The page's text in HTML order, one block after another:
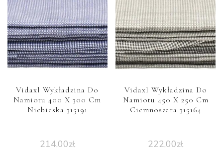
Vidaxl Wykładzina Do
Namiotu 400 X 300 Cm
Niebieska 315191
214,00zł
Vidaxl Wykładzina Do
Namiotu 450 X 250 Cm
Ciemnoszara 315164
222,00zł